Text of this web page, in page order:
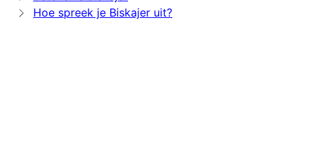
Hoe spreek je Biskajer uit?